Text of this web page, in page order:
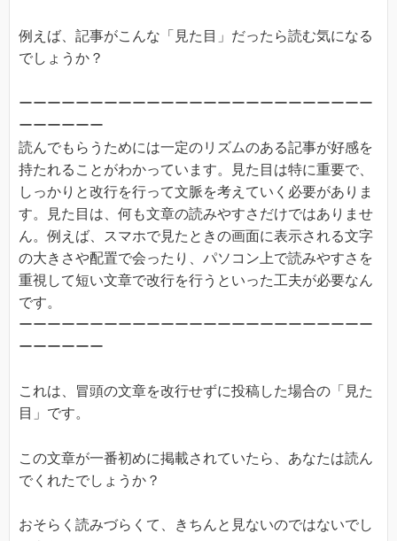
例えば、記事がこんな「見た目」だったら読む気になる
でしょうか？
ーーーーーーーーーーーーーーーーーーーーーーーーー
ーーーーーー
読んでもらうためには一定のリズムのある記事が好感を
持たれることがわかっています。見た目は特に重要で、
しっかりと改行を行って文脈を考えていく必要がありま
す。見た目は、何も文章の読みやすさだけではありませ
ん。例えば、スマホで見たときの画面に表示される文字
の大きさや配置で会ったり、パソコン上で読みやすさを
重視して短い文章で改行を行うといった工夫が必要なん
です。
ーーーーーーーーーーーーーーーーーーーーーーーーー
ーーーーーー
これは、冒頭の文章を改行せずに投稿した場合の「見た
目」です。
この文章が一番初めに掲載されていたら、あなたは読ん
でくれたでしょうか？
おそらく読みづらくて、きちんと見ないのではないでし